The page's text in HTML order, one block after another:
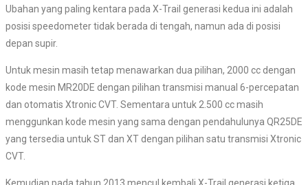
Ubahan yang paling kentara pada X-Trail generasi kedua ini adalah
posisi speedometer tidak berada di tengah, namun ada di posisi
depan supir.
Untuk mesin masih tetap menawarkan dua pilihan, 2000 cc dengan
kode mesin MR20DE dengan pilihan transmisi manual 6-percepatan
dan otomatis Xtronic CVT. Sementara untuk 2.500 cc masih
menggunkan kode mesin yang sama dengan pendahulunya QR25DE
yang tersedia untuk ST dan XT dengan pilihan satu transmisi Xtronic
CVT.
Kemudian pada tahun 2013 mencul kembali X-Trail generasi ketiga